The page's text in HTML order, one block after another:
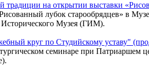
на открытии выставки
лубок старообрядцев» в
Исторического Музея (ГИМ).
круг по Студийскому уставу"
семинаре при Патриаршем